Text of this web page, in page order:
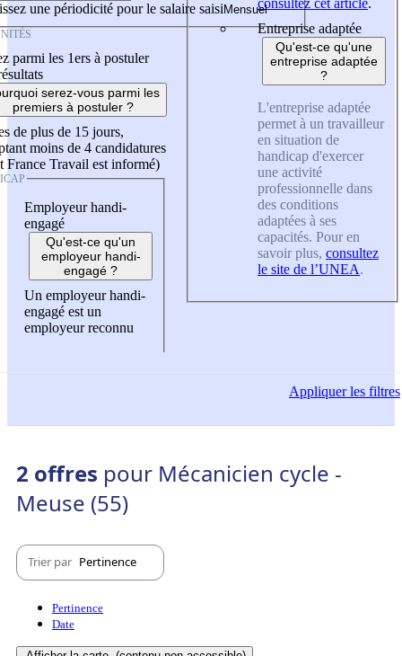
une périodicité pour le salaire saisi
parmi les 1ers à postuler
serez-vous parmi les
premiers à postuler ?
de plus de 15 jours,
moins de 4 candidatures
France Travail est informé)
Employeur handi-
engagé
Qu'est-ce qu'un
employeur handi-
engagé ?
Un employeur handi-
engagé est un
employeur reconnu
Entreprise adaptée
Qu'est-ce qu'une
entreprise adaptée
?
L'entreprise adaptée
permet à un travailleur
en situation de
handicap d'exercer
une activité
professionnelle dans
des conditions
adaptées à ses
capacités. Pour en
savoir plus, consultez
le site de l’UNEA.
Appliquerles filtres
2 offres pour Mécanicien cycle -
Meuse (55)
Trier par Pertinence
Pertinence
Date